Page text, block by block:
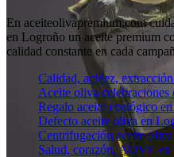
En aceiteolivapremium.com
en Logroño un aceite premium
calidad constante en cada
Calidad, acidez,
Aceite oliva celebraciones
Regalo aceite ecológico
Defecto aceite oliva en
Centrifugación aceite
Salud, corazón, AOVE